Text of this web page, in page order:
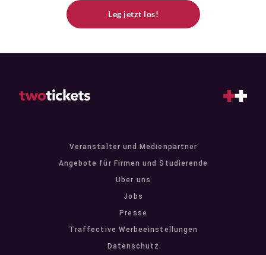
Leg jetzt los!
Veranstalter und Medienpartner
Angebote für Firmen und Studierende
Über uns
Jobs
Presse
Traffective Werbeeinstellungen
Datenschutz